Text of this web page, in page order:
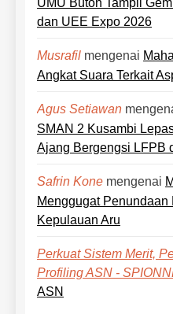
dan UEE Expo 2026
Musrafil mengenai
Angkat Suara Terkait
Agus Setiawan
SMAN 2 Kusambi
Ajang Bergengsi LFPB
Safrin Kone mengenai
Menggugat
Kepulauan Aru
Perkuat Sistem Merit,
Profiling ASN -
ASN